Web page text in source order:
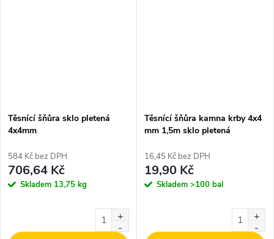
Těsnící šňůra sklo pletená
4x4mm
584 Kč bez DPH
706,64 Kč
Skladem 13,75 kg
Těsnící šňůra kamna krby 4x4
mm 1,5m sklo pletená
16,45 Kč bez DPH
19,90 Kč
Skladem >100 bal